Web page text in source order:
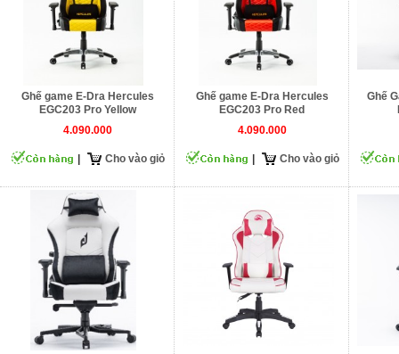
Ghế game E-Dra Hercules
EGC203 Pro Yellow
4.090.000
Cho vào giỏ
Ghế game E-Dra Hercules
EGC203 Pro Red
4.090.000
Cho vào giỏ
Ghế